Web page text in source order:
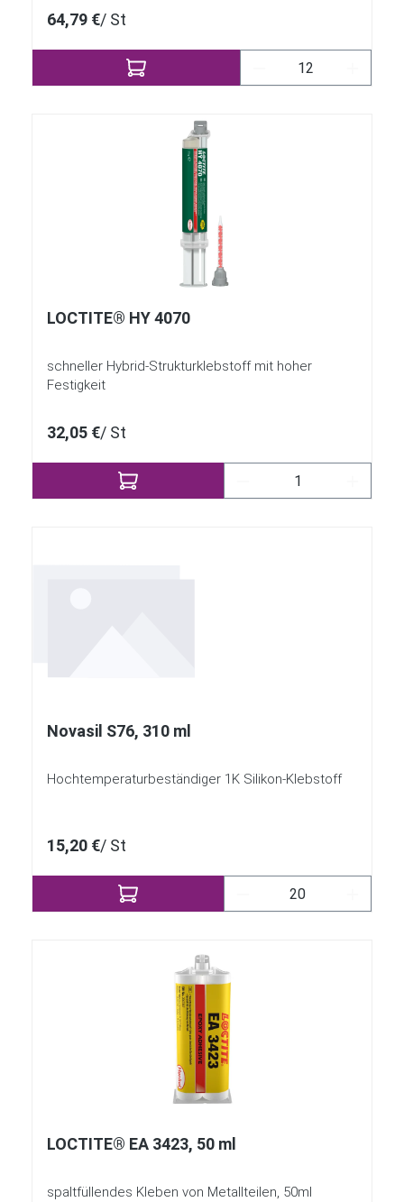
64,79 €/ St
Produkt Anzahl:
LOCTITE® HY 4070
schneller Hybrid-Strukturklebstoff mit hoher
Festigkeit
32,05 €/ St
Produkt Anzahl:
Novasil S76, 310 ml
Hochtemperaturbeständiger 1K Silikon-Klebstoff
15,20 €/ St
Produkt Anzahl:
LOCTITE® EA 3423, 50 ml
spaltfüllendes Kleben von Metallteilen, 50ml